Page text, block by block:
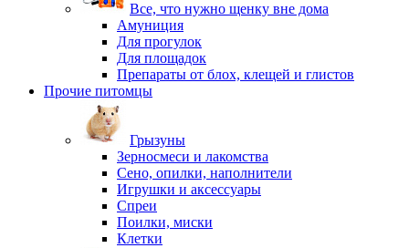
Все, что нужно щенку вне дома
Амуниция
Для прогулок
Для площадок
Препараты от блох, клещей и глистов
Прочие питомцы
Грызуны
Зерносмеси и лакомства
Сено, опилки, наполнители
Игрушки и аксессуары
Спреи
Поилки, миски
Клетки